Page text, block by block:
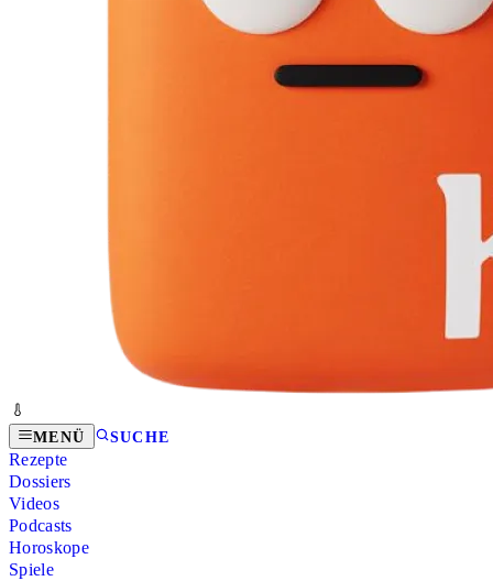
MENÜ SUCHE
Rezepte
Dossiers
Videos
Podcasts
Horoskope
Spiele